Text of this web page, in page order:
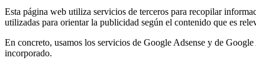
Esta página web utiliza servicios de terceros para recopilar
utilizadas para orientar la publicidad según el contenido que es
En concreto, usamos los servicios de Google Adsense y de
incorporado.